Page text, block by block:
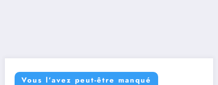
Vous l’avez peut-être manqué